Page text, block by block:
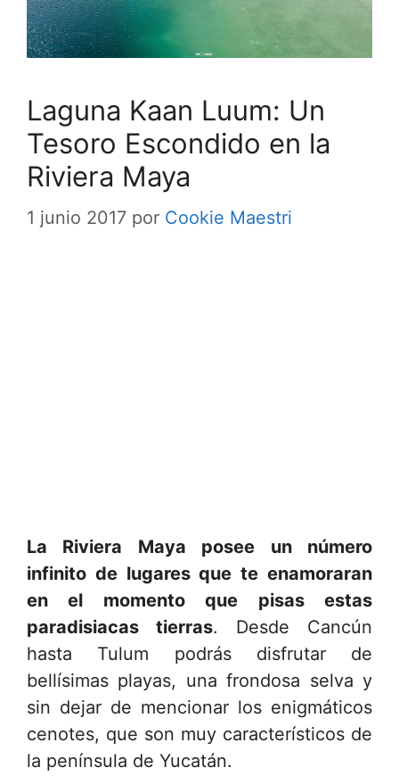
Laguna Kaan Luum: Un
Tesoro Escondido en la
Riviera Maya
1 junio 2017 por Cookie Maestri
La Riviera Maya posee un número
infinito de lugares que te enamoraran
en el momento que pisas estas
paradisiacas tierras. Desde Cancún
hasta Tulum podrás disfrutar de
bellísimas playas, una frondosa selva y
sin dejar de mencionar los enigmáticos
cenotes, que son muy característicos de
la península de Yucatán.